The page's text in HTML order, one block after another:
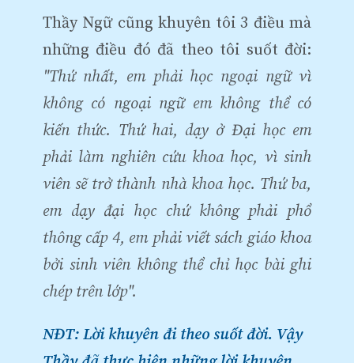
Thầy Ngữ cũng khuyên tôi 3 điều mà
những điều đó đã theo tôi suốt đời:
"Thứ nhất, em phải học ngoại ngữ vì
không có ngoại ngữ em không thể có
kiến thức. Thứ hai, dạy ở Đại học em
phải làm nghiên cứu khoa học, vì sinh
viên sẽ trở thành nhà khoa học. Thứ ba,
em dạy đại học chứ không phải phổ
thông cấp 4, em phải viết sách giáo khoa
bởi sinh viên không thể chỉ học bài ghi
chép trên lớp".
NĐT: Lời khuyên đi theo suốt đời. Vậy